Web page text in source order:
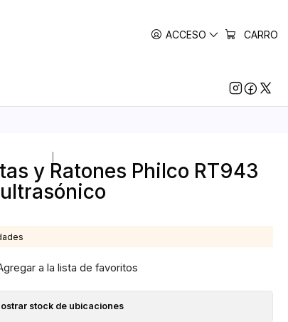
ACCESO CARRO
y Ratones Philco RT943
ultrasónico
a la lista de favoritos
stock de ubicaciones